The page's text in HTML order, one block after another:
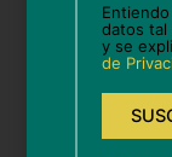
electrónico*
este
campo
vacío.
datos tal
y se
de